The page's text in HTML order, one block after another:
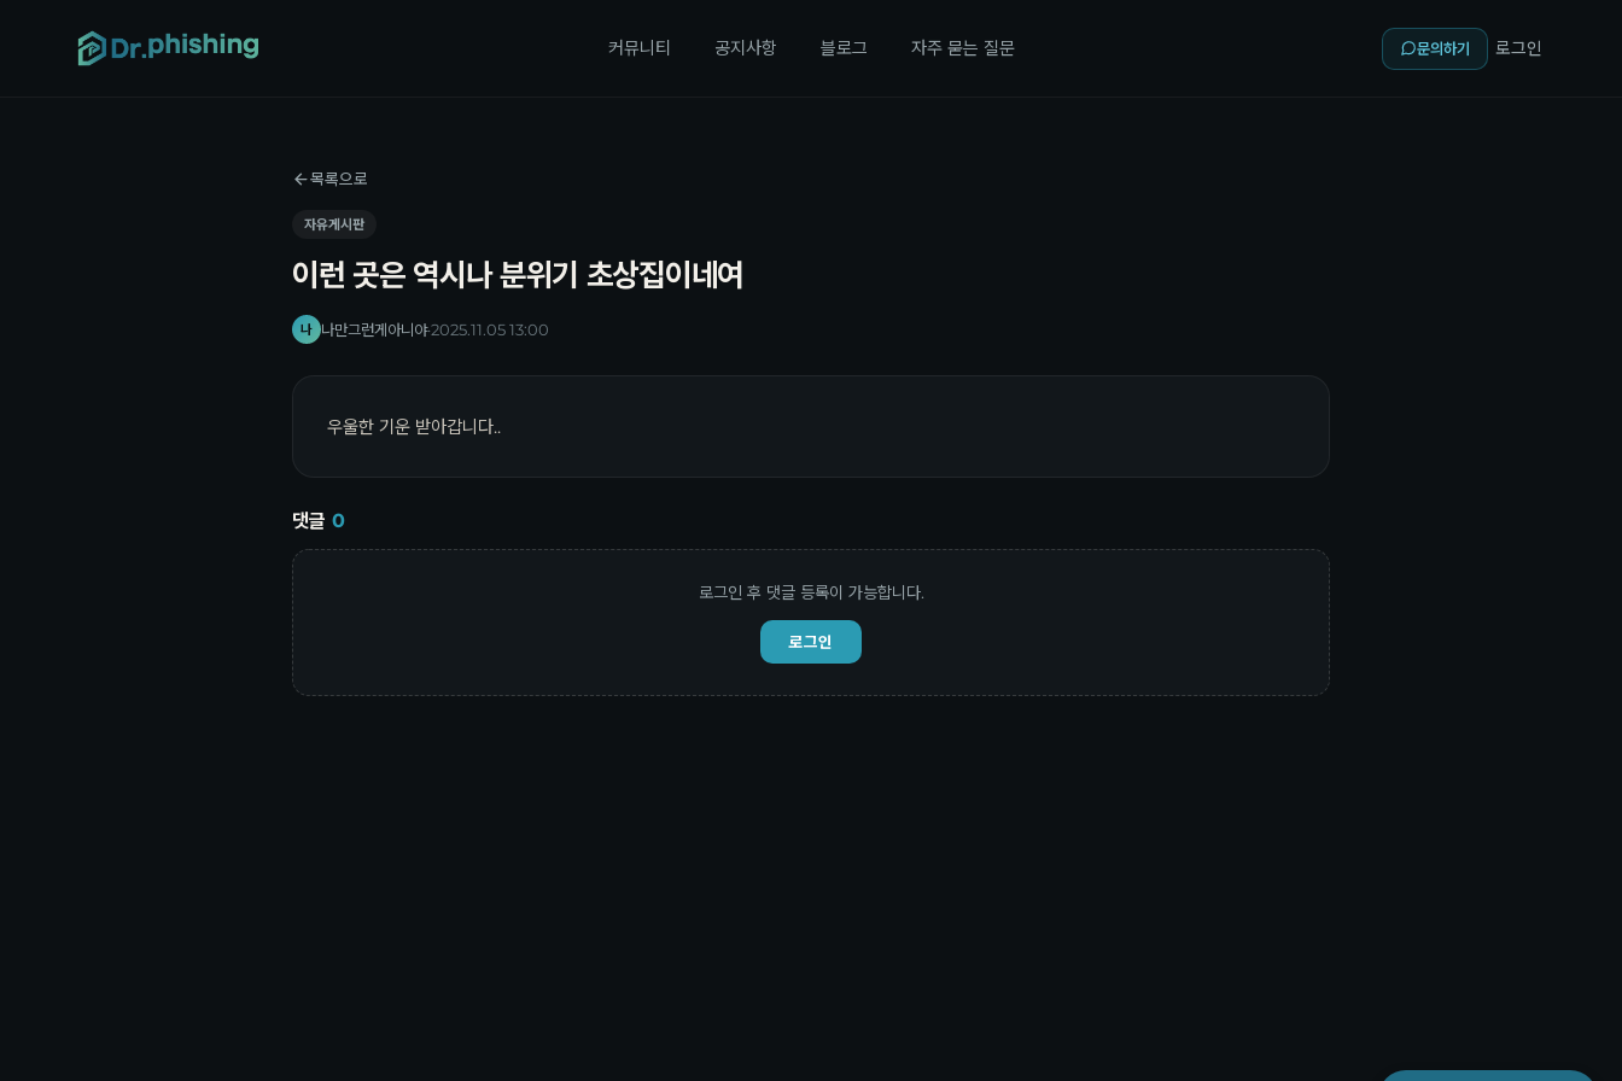
커뮤니티 공지사항 블로그 자주 묻는 질문 문의하기 로그인
목록으로
자유게시판
이런 곳은 역시나 분위기 초상집이네여
나 나만그런게아니야·2025.11.05 13:00
우울한 기운 받아갑니다..
댓글 0
로그인 후 댓글 등록이 가능합니다.
로그인